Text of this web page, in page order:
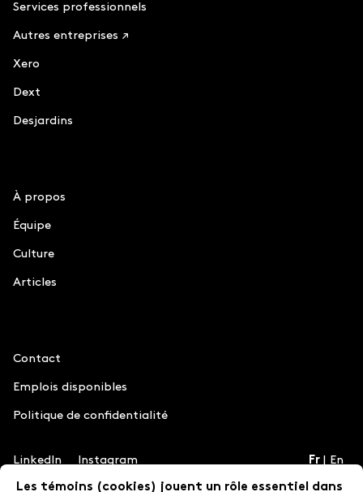
Fr En
Services professionnels
Autres entreprises ↗
Xero
Dext
Desjardins
À propos
Équipe
Culture
Articles
Contact
Emplois disponibles
Politique de confidentialité
LinkedIn Instagram
Les témoins (cookies) jouent un rôle essentiel dans